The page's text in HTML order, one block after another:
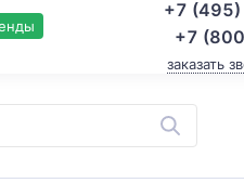
+7
+7
заказать